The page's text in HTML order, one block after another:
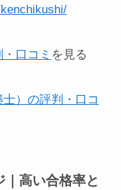
口コミ を見る
）の評判・口コ
高い合格率と